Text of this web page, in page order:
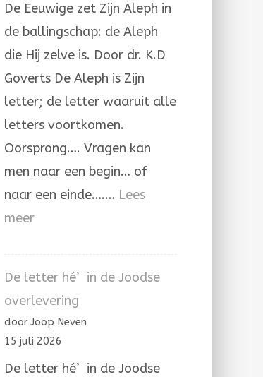
De Eeuwige zet Zijn Aleph in
de ballingschap: de Aleph
die Hij zelve is. Door dr. K.D
Goverts De Aleph is Zijn
letter; de letter waaruit alle
letters voortkomen.
Oorsprong…. Vragen kan
men naar een begin… of
naar een einde….… Lees
meer:
zelve
De letter hé’ in de Joodse
overlevering
door Joop Neven
15 juli 2026
De letter hé’ in de Joodse